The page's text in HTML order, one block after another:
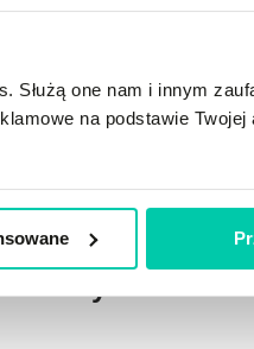
one nam i innym
na podstawie
polisy
oszczędności
kierowcy na
stan skupienia/
urządzeń takich jak
z uwzględnieniem
naszym